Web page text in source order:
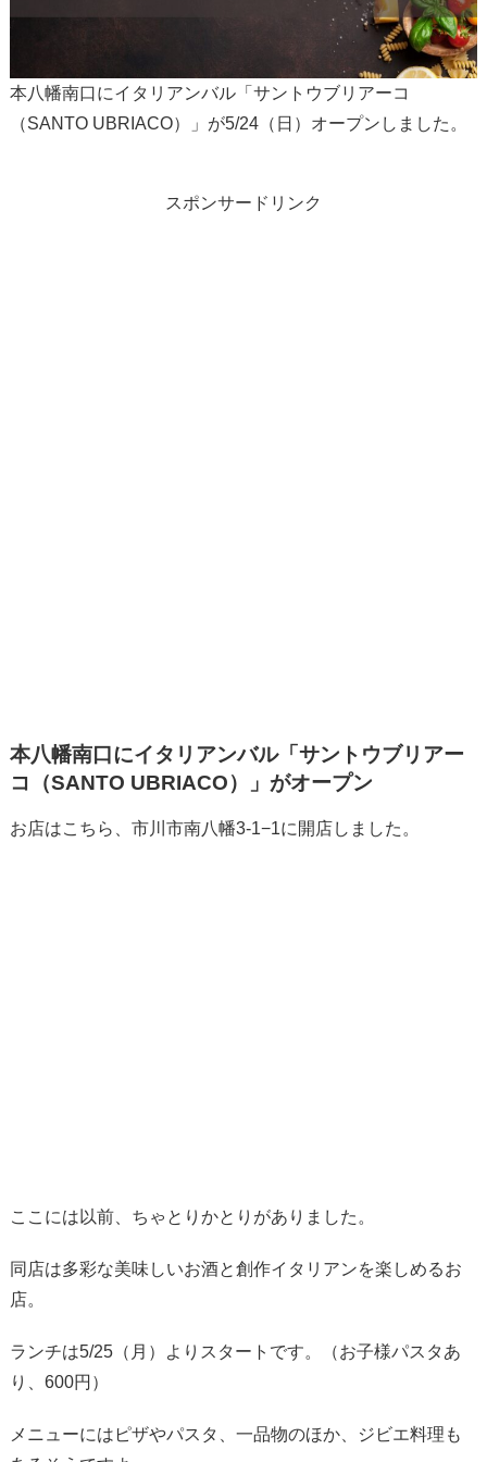
本八幡南口にイタリアンバル「サントウブリアーコ
（SANTO UBRIACO）」が5/24（日）オープンしました。
スポンサードリンク
本八幡南口にイタリアンバル「サントウブリアー
コ（SANTO UBRIACO）」がオープン
お店はこちら、市川市南八幡3-1−1に開店しました。
ここには以前、ちゃとりかとりがありました。
同店は多彩な美味しいお酒と創作イタリアンを楽しめるお
店。
ランチは5/25（月）よりスタートです。（お子様パスタあ
り、600円）
メニューにはピザやパスタ、一品物のほか、ジビエ料理も